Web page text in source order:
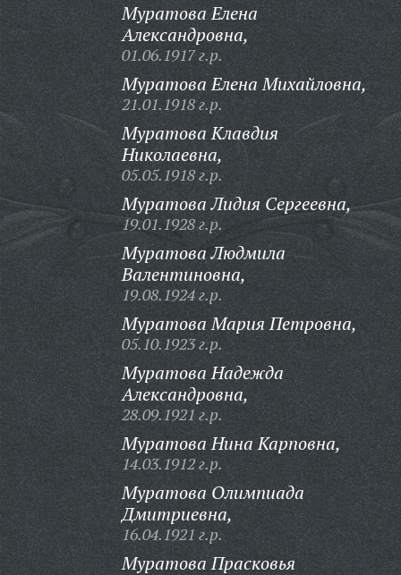
Муратова Елена
Александровна,
01.06.1917 г.р.
Муратова Елена Михайловна,
21.01.1918 г.р.
Муратова Клавдия
Николаевна,
05.05.1918 г.р.
Муратова Лидия Сергеевна,
19.01.1928 г.р.
Муратова Людмила
Валентиновна,
19.08.1924 г.р.
Муратова Мария Петровна,
05.10.1923 г.р.
Муратова Надежда
Александровна,
28.09.1921 г.р.
Муратова Нина Карповна,
14.03.1912 г.р.
Муратова Олимпиада
Дмитриевна,
16.04.1921 г.р.
Муратова Прасковья